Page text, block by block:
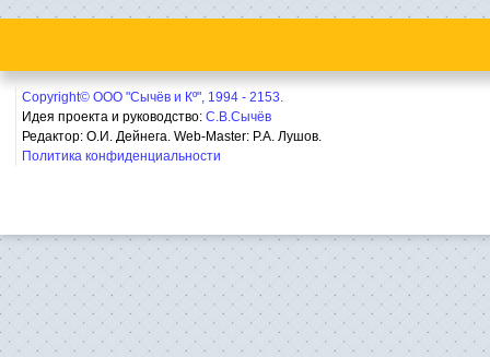
Copyright© ООО "Сычёв и Кº", 1994 - 2153.
Идея проекта и руководство: С.В.Сычёв
Редактор: О.И. Дейнега. Web-Master: Р.А. Лушов.
Политика конфиденциальности